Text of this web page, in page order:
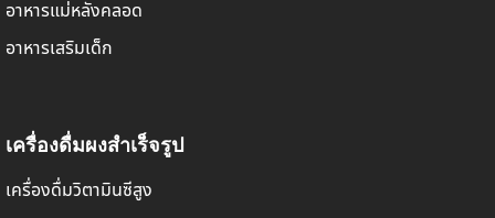
อาหารแม่หลังคลอด
อาหารเสริมเด็ก
เครื่องดื่มผงสำเร็จรูป
เครื่องดื่มวิตามินซีสูง